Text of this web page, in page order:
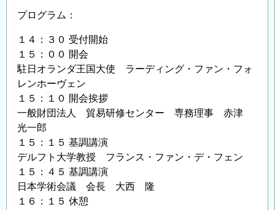
プログラム：
１４：３０ 受付開始
１５：００ 開会
駐日オランダ王国大使 ラーディング・ファン・フォ
レンホーヴェン
１５：１０ 開会挨拶
一般財団法人 貿易研修センター 専務理事 赤津
光一郎
１５：１５ 基調講演
デルフト大学教授 フランス・ファン・デ・フェン
１５：４５ 基調講演
日本学術会議 会長 大西 隆
１６：１５ 休憩